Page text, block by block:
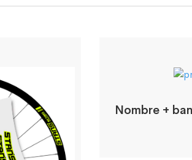
Nombre +